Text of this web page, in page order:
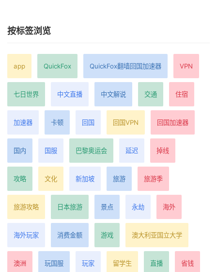
按标签浏览
app QuickFox QuickFox翻墙回国加速器 VPN
七日世界 中文直播 中文解说 交通 住宿
加速器 卡顿 回国 回国VPN 回国加速器
国内 国服 巴黎奥运会 延迟 掉线
攻略 文化 新加坡 旅游 旅游季
旅游攻略 日本旅游 景点 永劫 海外
海外玩家 消费金额 游戏 澳大利亚国立大学
澳洲 玩国服 玩家 留学生 直播 省钱